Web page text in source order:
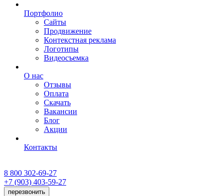
Портфолио
Сайты
Продвижение
Контекстная реклама
Логотипы
Видеосъемка
О нас
Отзывы
Оплата
Скачать
Вакансии
Блог
Акции
Контакты
8 800 302-69-27
+7 (903) 403-59-27
перезвонить